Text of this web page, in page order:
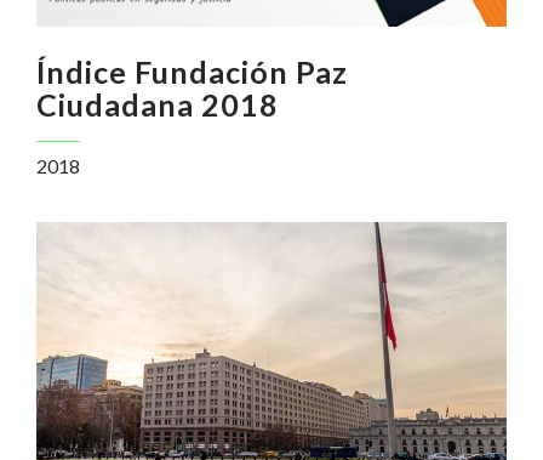
Índice Fundación Paz
Ciudadana 2018
2018